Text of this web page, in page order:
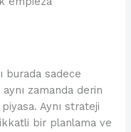
burada sadece
zamanda derin
Aynı strateji
bir planlama ve